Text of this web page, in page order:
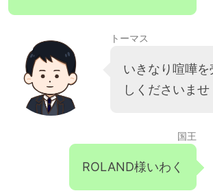
トーマス
いきなり喧嘩を
しくださいませ
国王
ROLAND様いわく